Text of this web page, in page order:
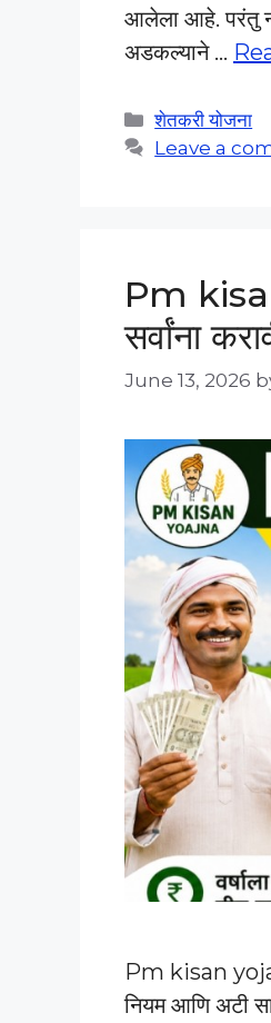
आलेला आहे. परंतु
अडकल्याने …
Categories
शेतकरी योजना
Leave a
Pm
सर्वांना
June 13, 2026
Pm kisan
नियम आणि अटी